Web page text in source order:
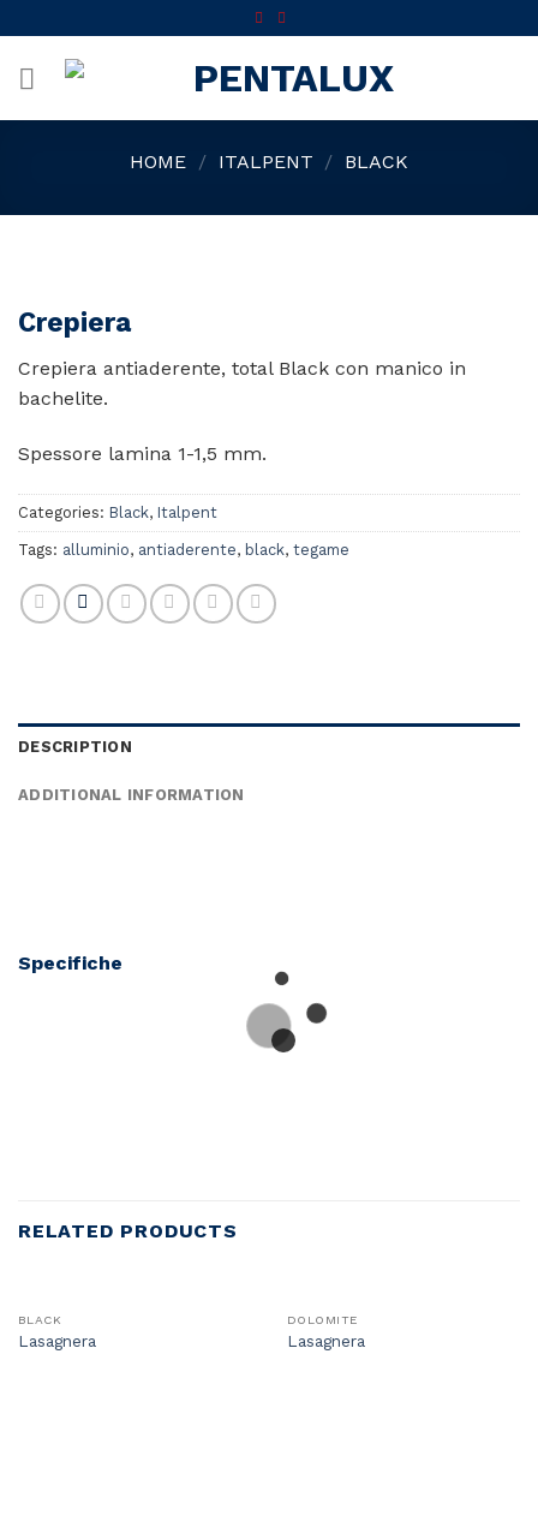
to
content
HOME / ITALPENT / BLACK
Crepiera
Crepiera antiaderente, total Black con manico in
bachelite.
Spessore lamina 1-1,5 mm.
Categories: Black, Italpent
Tags: alluminio, antiaderente, black, tegame
DESCRIPTION
ADDITIONAL INFORMATION
Specifiche
RELATED PRODUCTS
BLACK
Lasagnera
DOLOMITE
Lasagnera